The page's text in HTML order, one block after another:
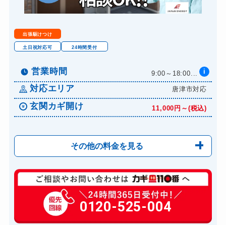
出張駆けつけ
土日祝対応可 24時間受付
営業時間 9:00～18:00... i
対応エリア 唐津市対応
玄関カギ開け 11,000円～(税込)
その他の料金を見る
玄関カギ修理 6,600円～(税込)
玄関カギ作成 14,300円～(税込)
玄関カギ交換 14,300円～(税込)
0120-525-004